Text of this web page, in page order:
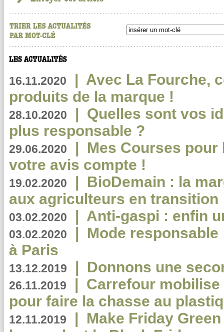
16.11.2020 | Avec La Fourche,
produits de la marque !
28.10.2020 | Quelles sont vos
plus responsable ?
29.06.2020 | Mes Courses pour
votre avis compte !
19.02.2020 | BioDemain : la
aux agriculteurs en transition
03.02.2020 | Anti-gaspi : enfin
03.02.2020 | Mode
à Paris
13.12.2019 | Donnons une
26.11.2019 | Carrefour
pour faire la chasse au
12.11.2019 | Make Friday